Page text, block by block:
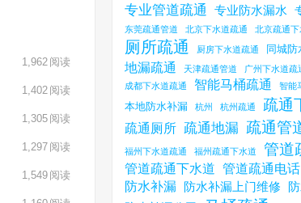
1,962 阅读
1,402 阅读
1,305 阅读
1,297 阅读
1,549 阅读
专业管道疏通 专业防水漏水
东莞疏通管道 北京下水道疏通 北京疏通下
厕所疏通 厨房下水道疏通 同城防
地漏疏通 天津疏通管道 广州下水道疏
成都下水道疏通
智能马桶疏通 智能
本地防水补漏 杭州 杭州疏通 疏通
疏通厕所 疏通地漏 疏通管
福州下水道疏通 福州疏通下水道 管道
管道疏通下水道 管道疏通电话
防水补漏 防水补漏上门维修